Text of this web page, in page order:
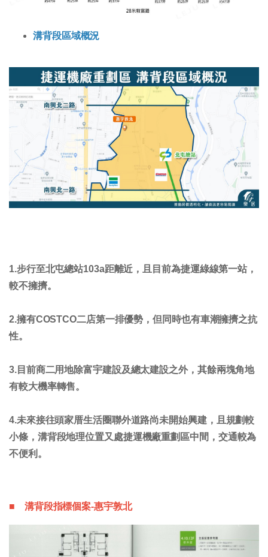
溝背段區域概況
1.步行至北屯總站103a距離近，且目前為捷運綠線第一站，
較不擁擠。
2.擁有COSTCO二店第一排優勢，但同時也有車潮擁擠之抗
性。
3.目前商二用地除富宇建設及總太建設之外，其餘兩塊角地
有較大機率轉售。
4.未來接往頭家厝生活圈聯外道路尚未開始興建，且規劃較
小條，溝背段地理位置又處捷運機廠重劃區中間，交通較為
不便利。
■ 溝背段指標個案-惠宇敦北